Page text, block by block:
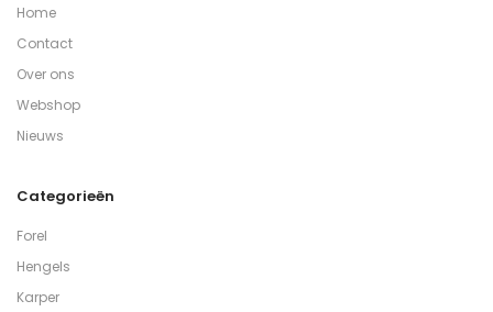
Home
Contact
Over ons
Webshop
Nieuws
Categorieën
Forel
Hengels
Karper